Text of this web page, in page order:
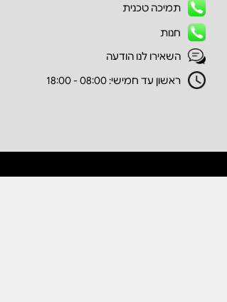
תמיכה טכנית
חנות
השאירו לנו הודעה
ראשון עד חמישי: 08:00 - 18:00